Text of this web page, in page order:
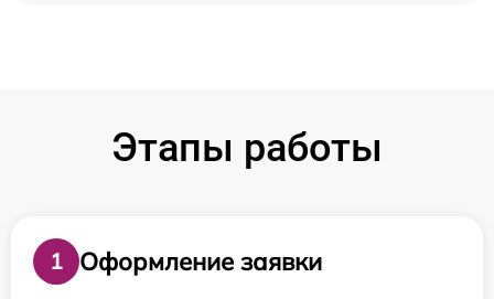
Этапы работы
1
Оформление заявки